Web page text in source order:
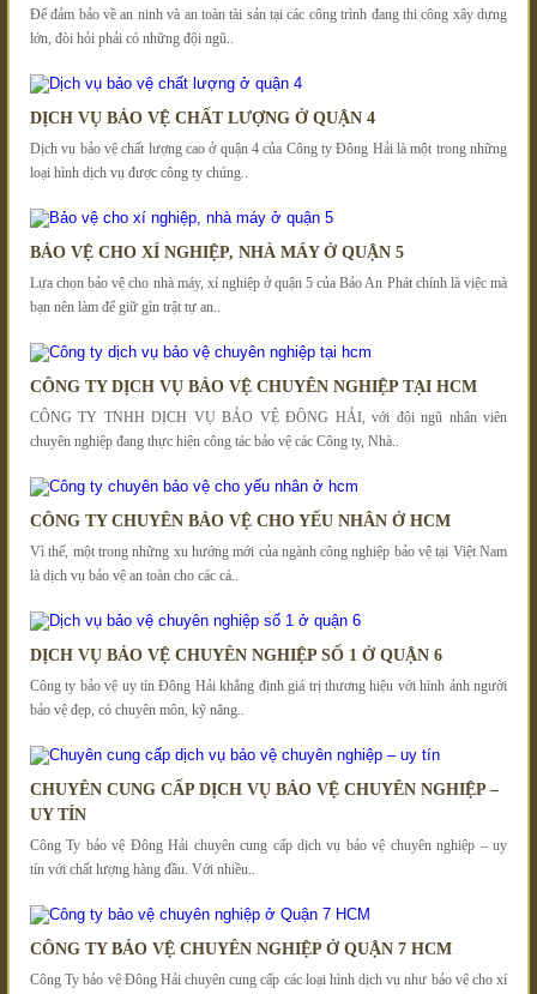
Để đảm bảo về an ninh và an toàn tài sản tại các công trình đang thi công xây dựng
lớn, đòi hỏi phải có những đội ngũ..
DỊCH VỤ BẢO VỆ CHẤT LƯỢNG Ở QUẬN 4
Dịch vụ bảo vệ chất lượng cao ở quận 4 của Công ty Đông Hải là một trong những
loại hình dịch vụ được công ty chúng..
BẢO VỆ CHO XÍ NGHIỆP, NHÀ MÁY Ở QUẬN 5
Lựa chọn bảo vệ cho nhà máy, xí nghiệp ở quận 5 của Bảo An Phát chính là việc mà
bạn nên làm để giữ gìn trật tự an..
CÔNG TY DỊCH VỤ BẢO VỆ CHUYÊN NGHIỆP TẠI HCM
CÔNG TY TNHH DỊCH VỤ BẢO VỆ ĐÔNG HẢI, với đội ngũ nhân viên
chuyên nghiệp đang thực hiện công tác bảo vệ các Công ty, Nhà..
CÔNG TY CHUYÊN BẢO VỆ CHO YẾU NHÂN Ở HCM
Vì thế, một trong những xu hướng mới của ngành công nghiệp bảo vệ tại Việt Nam
là dịch vụ bảo vệ an toàn cho các cá..
DỊCH VỤ BẢO VỆ CHUYÊN NGHIỆP SỐ 1 Ở QUẬN 6
Công ty bảo vệ uy tín Đông Hải khẳng định giá trị thương hiệu với hình ảnh người
bảo vệ đẹp, có chuyên môn, kỹ năng..
CHUYÊN CUNG CẤP DỊCH VỤ BẢO VỆ CHUYÊN NGHIỆP –
UY TÍN
Công Ty bảo vệ Đông Hải chuyên cung cấp dịch vụ bảo vệ chuyên nghiệp – uy
tín với chất lượng hàng đầu. Với nhiều..
CÔNG TY BẢO VỆ CHUYÊN NGHIỆP Ở QUẬN 7 HCM
Công Ty bảo vệ Đông Hải chuyên cung cấp các loại hình dịch vụ như bảo vệ cho xí